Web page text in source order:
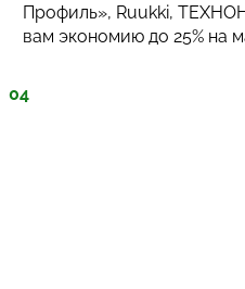
Профиль», Ruukki,
вам экономию до 25% на
04